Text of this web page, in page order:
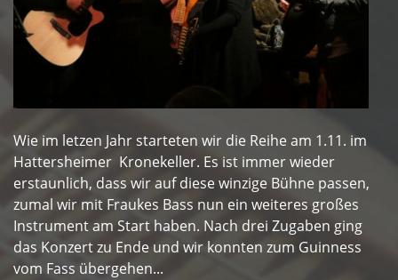
Wie im letzen Jahr starteten wir die Reihe am 1.11. im
Hattersheimer Kronekeller. Es ist immer wieder
erstaunlich, dass wir auf diese winzige Bühne passen,
zumal wir mit Fraukes Bass nun ein weiteres großes
Instrument am Start haben. Nach drei Zugaben ging
das Konzert zu Ende und wir konnten zum Guinness
vom Fass übergehen...